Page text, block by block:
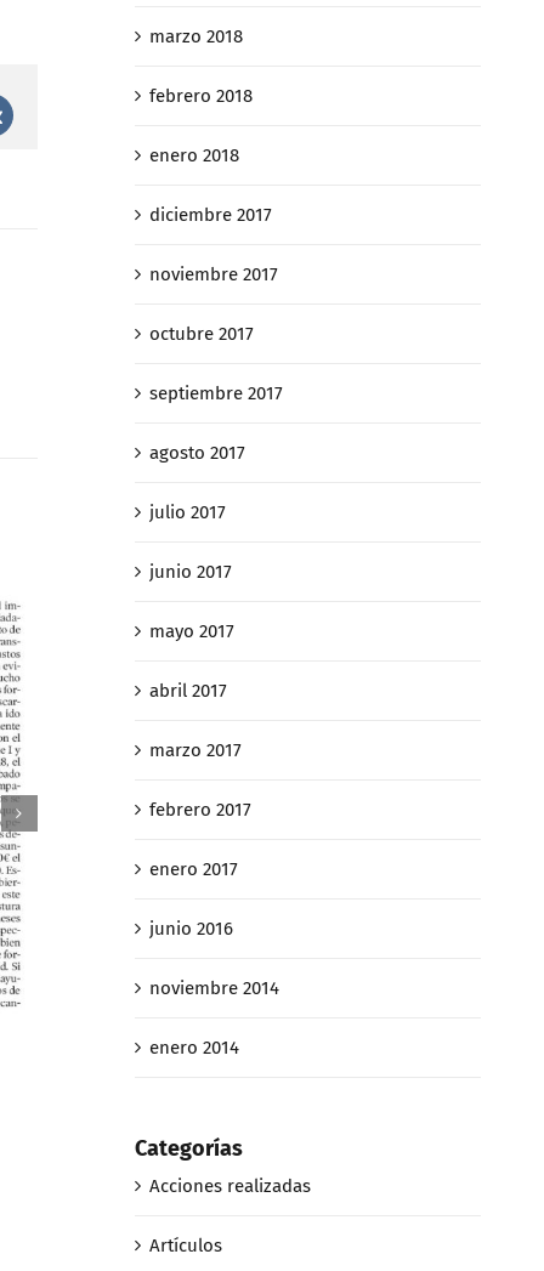
plusvalía municipal es
abril 2nd, 2019
marzo 2018
febrero 2018
enero 2018
diciembre 2017
noviembre 2017
octubre 2017
septiembre 2017
agosto 2017
julio 2017
junio 2017
mayo 2017
abril 2017
marzo 2017
febrero 2017
enero 2017
junio 2016
noviembre 2014
enero 2014
Categorías
Acciones realizadas
Artículos